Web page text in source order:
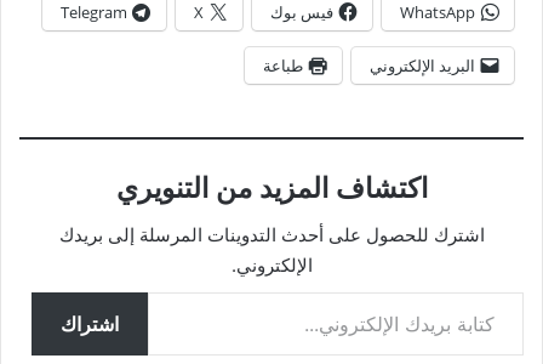
WhatsApp فيس بوك X
Telegram
البريد الإلكتروني طباعة
اكتشاف المزيد من التنويري
اشترك للحصول على أحدث التدوينات المرسلة إلى بريدك
الإلكتروني.
كتابة بريدك الإلكتروني...
اشتراك